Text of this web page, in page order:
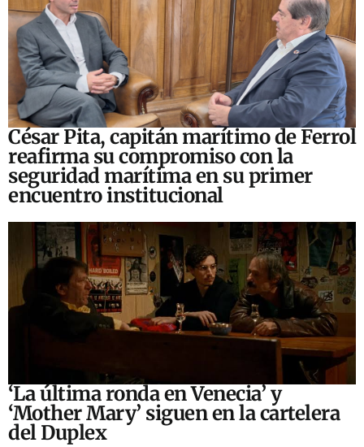
César Pita, capitán marítimo de Ferrol
reafirma su compromiso con la
seguridad marítima en su primer
encuentro institucional
‘La última ronda en Venecia’ y
‘Mother Mary’ siguen en la cartelera
del Duplex